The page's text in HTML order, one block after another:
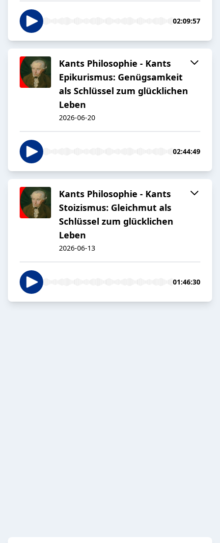
02:09:57
Kants Philosophie - Kants
Epikurismus: Genügsamkeit
als Schlüssel zum glücklichen
Leben
2026-06-20
02:44:49
Kants Philosophie - Kants
Stoizismus: Gleichmut als
Schlüssel zum glücklichen
Leben
2026-06-13
01:46:30